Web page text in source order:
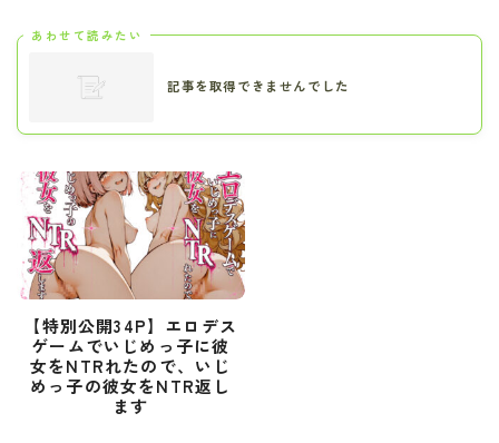
あわせて読みたい
記事を取得できませんでした
【特別公開34P】エロデス
ゲームでいじめっ子に彼
女をNTRれたので、いじ
めっ子の彼女をNTR返し
ます